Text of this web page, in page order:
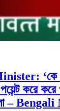
‘কে
করে করে
–